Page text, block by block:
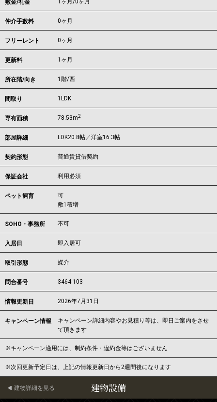
敷金/礼金 1ヶ月/0ヶ月
仲介手数料 0ヶ月
フリーレント 0ヶ月
更新料 1ヶ月
所在階/向き 1階/西
間取り 1LDK
専有面積 78.53m2
部屋詳細 LDK20.8帖／洋室16.3帖
契約形態 普通賃貸借契約
保証会社 利用必須
ペット飼育
可
敷1積増
SOHO・事務所 不可
入居日 即入居可
取引形態 媒介
問合番号 3464-103
情報更新日 2026年7月31日
キャンペーン情報
キャンペーン詳細内容やお見積り等は、即日ご案内をさせ
て頂きます
※キャンペーン適用には、制約条件・違約金等はございません
※次回更新予定日は、上記の情報更新日から2週間後になります
建物設備
建物詳細を見る